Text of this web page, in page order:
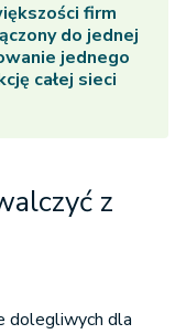
firm
do jednej
jednego
całej sieci
z
dolegliwych dla